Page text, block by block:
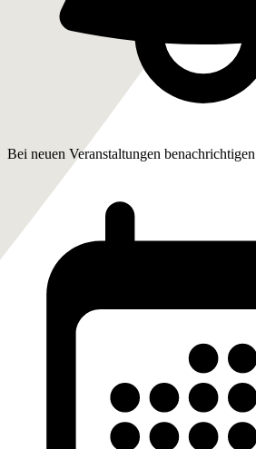
Bei neuen Veranstaltungen benachrichtigen